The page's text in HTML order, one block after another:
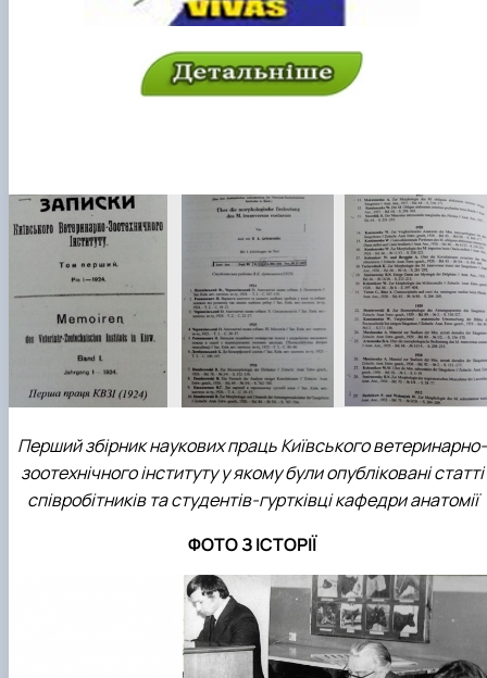
Перший збірник наукових праць Київського ветеринарно-
зоотехнічного інституту у якому були опубліковані статті
співробітників та студентів-гуртківці кафедри анатомії
ФОТО З ІСТОРІЇ